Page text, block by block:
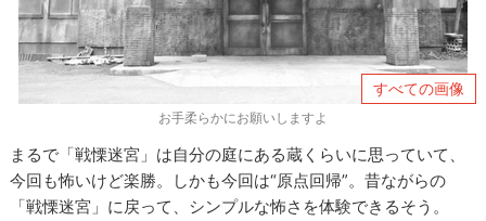
すべての画像
お手柔らかにお願いしますよ
まるで「戦慄迷宮」は自分の庭にある蔵くらいに思っていて、
今回も怖いけど楽勝。しかも今回は“原点回帰”。昔ながらの
「戦慄迷宮」に戻って、シンプルな怖さを体験できるそう。